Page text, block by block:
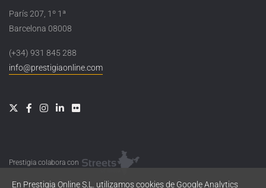
París 207, 1º 1ª
Barcelona 08008
(+34) 931 845 288
info@prestigiaonline.com
Prestigia colabora con
En Prestigia Online S.L. utilizamos cookies de Google Analytics